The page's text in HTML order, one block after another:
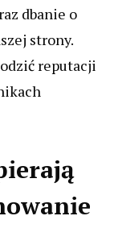
dbanie o
strony.
reputacji